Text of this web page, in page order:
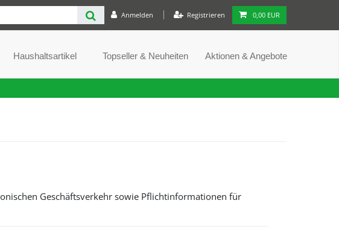
Anmelden Registrieren 0,00 EUR
Haushaltsartikel Topseller & Neuheiten Aktionen & Angebote
Geschäftsverkehr sowie Pflicht­informationen für